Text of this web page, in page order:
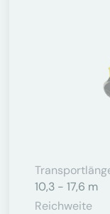
10,3 - 17,6 m
Reichweite